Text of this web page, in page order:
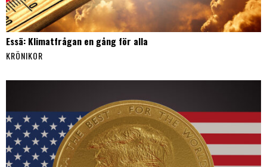
Essä: Klimatfrågan en gång för alla
KRÖNIKOR